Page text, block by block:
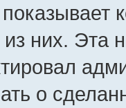
них. Эта
о